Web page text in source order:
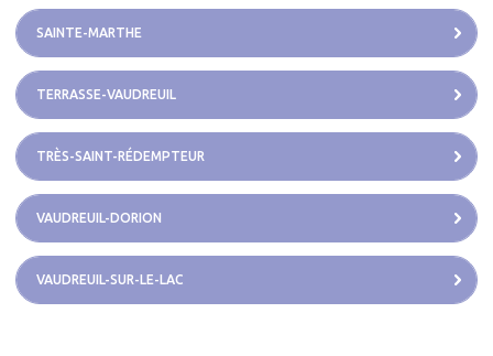
SAINTE-MARTHE
TERRASSE-VAUDREUIL
TRÈS-SAINT-RÉDEMPTEUR
VAUDREUIL-DORION
VAUDREUIL-SUR-LE-LAC